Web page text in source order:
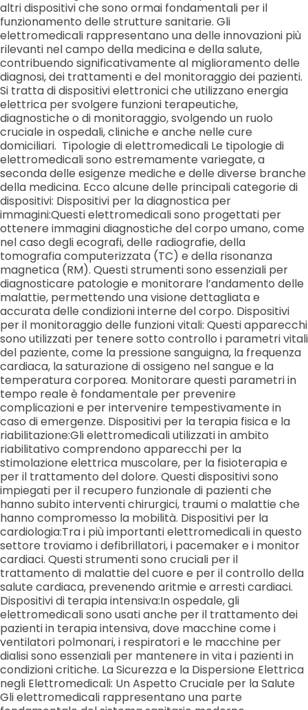
altri dispositivi che sono ormai fondamentali per il
funzionamento delle strutture sanitarie. Gli
elettromedicali rappresentano una delle innovazioni più
rilevanti nel campo della medicina e della salute,
contribuendo significativamente al miglioramento delle
diagnosi, dei trattamenti e del monitoraggio dei pazienti.
Si tratta di dispositivi elettronici che utilizzano energia
elettrica per svolgere funzioni terapeutiche,
diagnostiche o di monitoraggio, svolgendo un ruolo
cruciale in ospedali, cliniche e anche nelle cure
domiciliari. Tipologie di elettromedicali Le tipologie di
elettromedicali sono estremamente variegate, a
seconda delle esigenze mediche e delle diverse branche
della medicina. Ecco alcune delle principali categorie di
dispositivi: Dispositivi per la diagnostica per
immagini:Questi elettromedicali sono progettati per
ottenere immagini diagnostiche del corpo umano, come
nel caso degli ecografi, delle radiografie, della
tomografia computerizzata (TC) e della risonanza
magnetica (RM). Questi strumenti sono essenziali per
diagnosticare patologie e monitorare l’andamento delle
malattie, permettendo una visione dettagliata e
accurata delle condizioni interne del corpo. Dispositivi
per il monitoraggio delle funzioni vitali: Questi apparecchi
sono utilizzati per tenere sotto controllo i parametri vitali
del paziente, come la pressione sanguigna, la frequenza
cardiaca, la saturazione di ossigeno nel sangue e la
temperatura corporea. Monitorare questi parametri in
tempo reale è fondamentale per prevenire
complicazioni e per intervenire tempestivamente in
caso di emergenze. Dispositivi per la terapia fisica e la
riabilitazione:Gli elettromedicali utilizzati in ambito
riabilitativo comprendono apparecchi per la
stimolazione elettrica muscolare, per la fisioterapia e
per il trattamento del dolore. Questi dispositivi sono
impiegati per il recupero funzionale di pazienti che
hanno subito interventi chirurgici, traumi o malattie che
hanno compromesso la mobilità. Dispositivi per la
cardiologia:Tra i più importanti elettromedicali in questo
settore troviamo i defibrillatori, i pacemaker e i monitor
cardiaci. Questi strumenti sono cruciali per il
trattamento di malattie del cuore e per il controllo della
salute cardiaca, prevenendo aritmie e arresti cardiaci.
Dispositivi di terapia intensiva:In ospedale, gli
elettromedicali sono usati anche per il trattamento dei
pazienti in terapia intensiva, dove macchine come i
ventilatori polmonari, i respiratori e le macchine per
dialisi sono essenziali per mantenere in vita i pazienti in
condizioni critiche. La Sicurezza e la Dispersione Elettrica
negli Elettromedicali: Un Aspetto Cruciale per la Salute
Gli elettromedicali rappresentano una parte